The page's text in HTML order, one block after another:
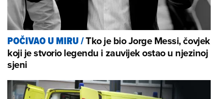
POČIVAO U MIRU/Tko je bio Jorge Messi, čovjek
koji je stvorio legendu i zauvijek ostao u njezinoj
sjeni